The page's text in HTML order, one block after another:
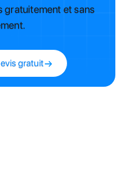
gratuitement et sans
gratuit